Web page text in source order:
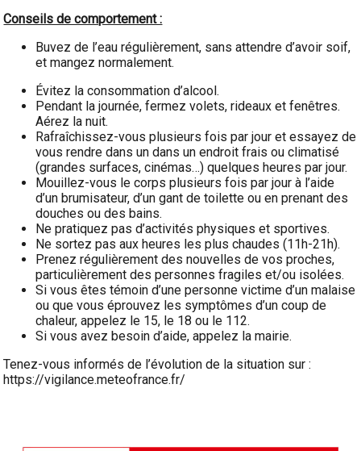
Conseils de comportement :
Buvez de l’eau régulièrement, sans attendre d’avoir soif,
et mangez normalement.
Évitez la consommation d’alcool.
Pendant la journée, fermez volets, rideaux et fenêtres.
Aérez la nuit.
Rafraîchissez-vous plusieurs fois par jour et essayez de
vous rendre dans un dans un endroit frais ou climatisé
(grandes surfaces, cinémas…) quelques heures par jour.
Mouillez-vous le corps plusieurs fois par jour à l’aide
d’un brumisateur, d’un gant de toilette ou en prenant des
douches ou des bains.
Ne pratiquez pas d’activités physiques et sportives.
Ne sortez pas aux heures les plus chaudes (11h-21h).
Prenez régulièrement des nouvelles de vos proches,
particulièrement des personnes fragiles et/ou isolées.
Si vous êtes témoin d’une personne victime d’un malaise
ou que vous éprouvez les symptômes d’un coup de
chaleur, appelez le 15, le 18 ou le 112.
Si vous avez besoin d’aide, appelez la mairie.
Tenez-vous informés de l’évolution de la situation sur :
https://vigilance.meteofrance.fr/